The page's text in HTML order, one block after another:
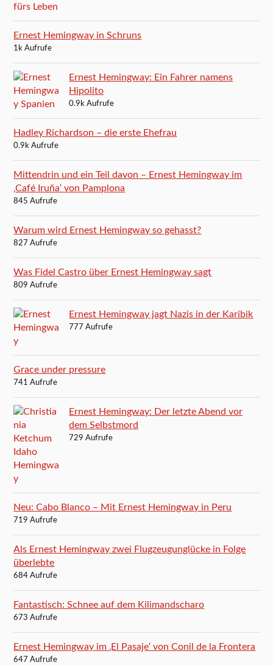
Ernest Hemingway in Schruns
1k Aufrufe
Ernest Hemingway: Ein Fahrer namens
Hipolito
0.9k Aufrufe
Hadley Richardson – die erste Ehefrau
0.9k Aufrufe
Mittendrin und ein Teil davon – Ernest Hemingway im
‚Café Iruña‘ von Pamplona
845 Aufrufe
Warum wird Ernest Hemingway so gehasst?
827 Aufrufe
Was Fidel Castro über Ernest Hemingway sagt
809 Aufrufe
Ernest Hemingway jagt Nazis in der Karibik
777 Aufrufe
Grace under pressure
741 Aufrufe
Ernest Hemingway: Der letzte Abend vor
dem Selbstmord
729 Aufrufe
Neu: Cabo Blanco – Mit Ernest Hemingway in Peru
719 Aufrufe
Als Ernest Hemingway zwei Flugzeugunglücke in Folge
überlebte
684 Aufrufe
Fantastisch: Schnee auf dem Kilimandscharo
673 Aufrufe
Ernest Hemingway im ‚El Pasaje‘ von Conil de la Frontera
647 Aufrufe